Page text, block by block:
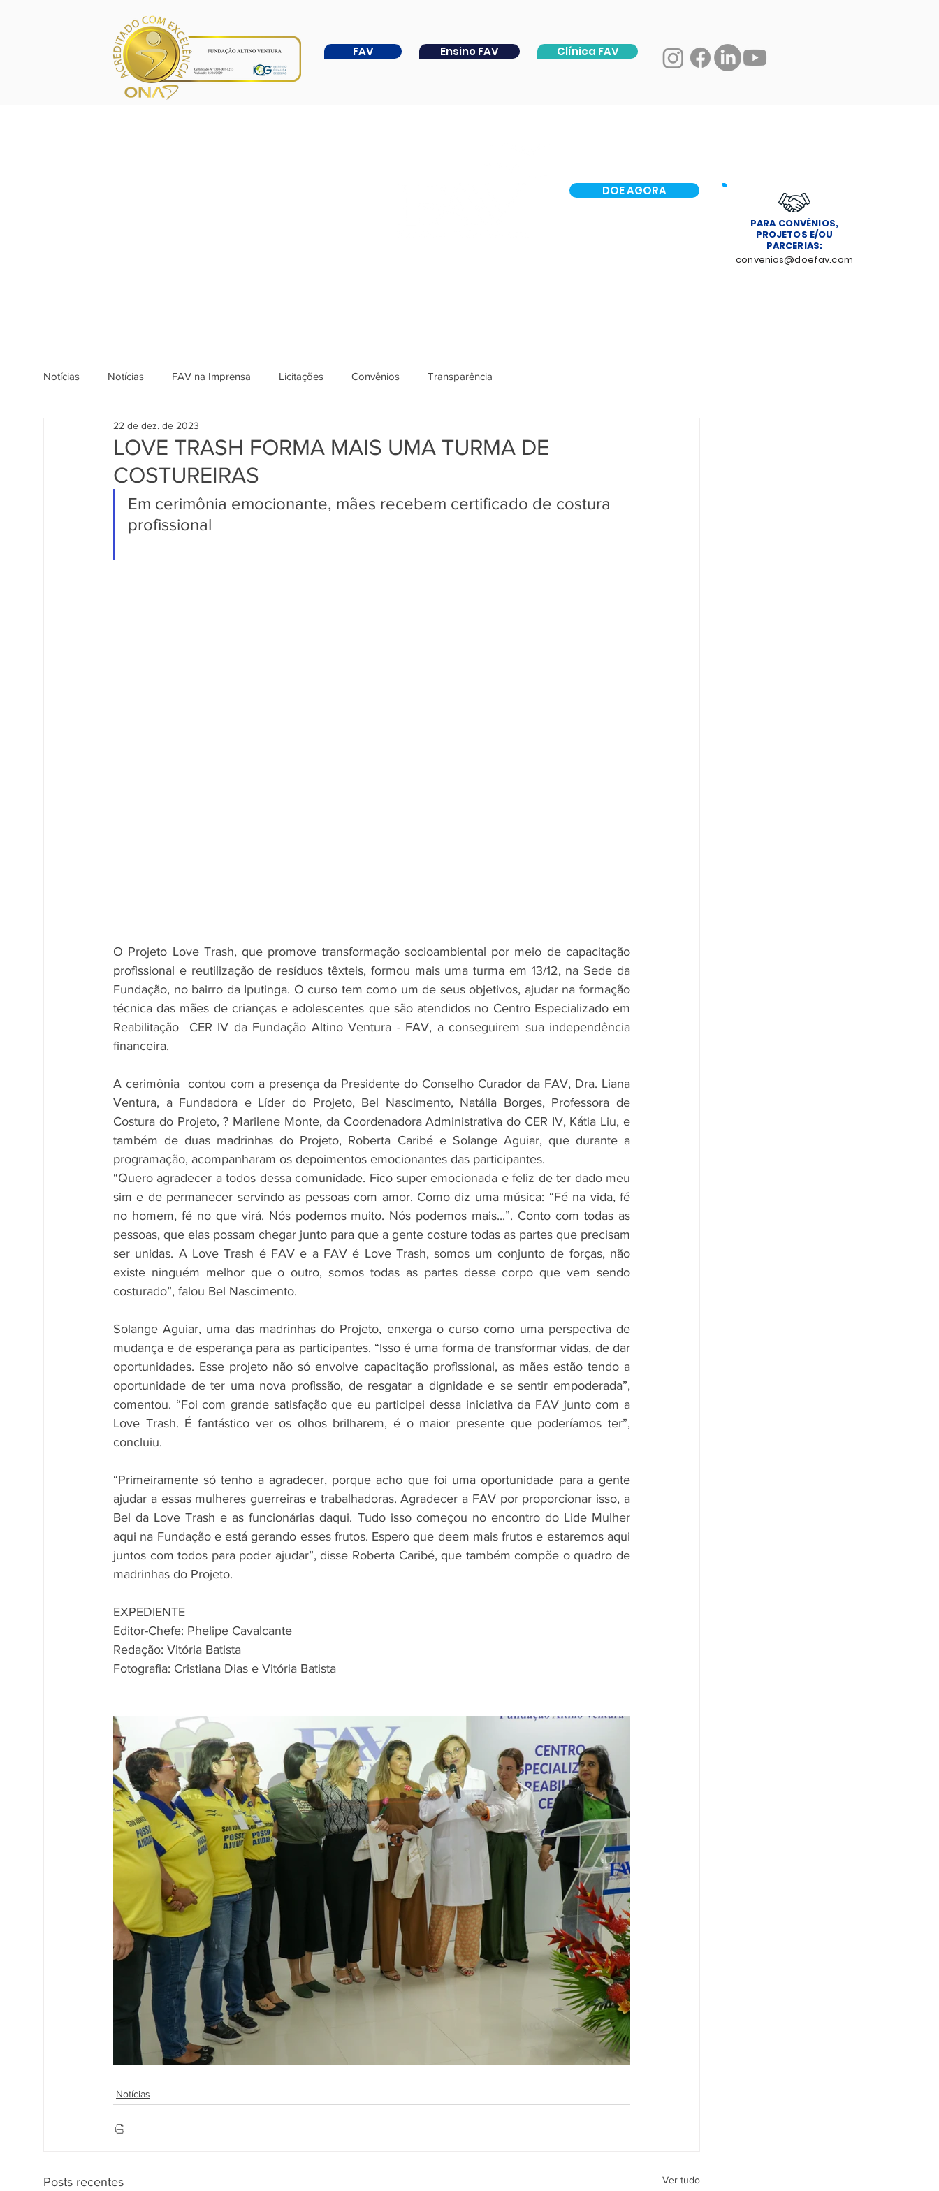
FAV Ensino FAV Clínica FAV
DOE AGORA
PARA CONVÊNIOS,
PROJETOS E/OU
PARCERIAS:
convenios@doefav.com
Notícias Notícias FAV na Imprensa Licitações Convênios Transparência
LOVE TRASH FORMA MAIS UMA TURMA DE
COSTUREIRAS
22 de dez. de 2023
Em cerimônia emocionante, mães recebem certificado de costura
profissional
O Projeto Love Trash, que promove transformação socioambiental por meio de capacitação
profissional e reutilização de resíduos têxteis, formou mais uma turma em 13/12, na Sede da
Fundação, no bairro da Iputinga. O curso tem como um de seus objetivos, ajudar na formação
técnica das mães de crianças e adolescentes que são atendidos no Centro Especializado em
Reabilitação  CER IV da Fundação Altino Ventura - FAV, a conseguirem sua independência
financeira.
A cerimônia  contou com a presença da Presidente do Conselho Curador da FAV, Dra. Liana
Ventura, a Fundadora e Líder do Projeto, Bel Nascimento, Natália Borges, Professora de
Costura do Projeto, ? Marilene Monte, da Coordenadora Administrativa do CER IV, Kátia Liu, e
também de duas madrinhas do Projeto, Roberta Caribé e Solange Aguiar, que durante a
programação, acompanharam os depoimentos emocionantes das participantes.
“Quero agradecer a todos dessa comunidade. Fico super emocionada e feliz de ter dado meu
sim e de permanecer servindo as pessoas com amor. Como diz uma música: “Fé na vida, fé
no homem, fé no que virá. Nós podemos muito. Nós podemos mais...”. Conto com todas as
pessoas, que elas possam chegar junto para que a gente costure todas as partes que precisam
ser unidas. A Love Trash é FAV e a FAV é Love Trash, somos um conjunto de forças, não
existe ninguém melhor que o outro, somos todas as partes desse corpo que vem sendo
costurado”, falou Bel Nascimento.
Solange Aguiar, uma das madrinhas do Projeto, enxerga o curso como uma perspectiva de
mudança e de esperança para as participantes. “Isso é uma forma de transformar vidas, de dar
oportunidades. Esse projeto não só envolve capacitação profissional, as mães estão tendo a
oportunidade de ter uma nova profissão, de resgatar a dignidade e se sentir empoderada”,
comentou. “Foi com grande satisfação que eu participei dessa iniciativa da FAV junto com a
Love Trash. É fantástico ver os olhos brilharem, é o maior presente que poderíamos ter”,
concluiu.
“Primeiramente só tenho a agradecer, porque acho que foi uma oportunidade para a gente
ajudar a essas mulheres guerreiras e trabalhadoras. Agradecer a FAV por proporcionar isso, a
Bel da Love Trash e as funcionárias daqui. Tudo isso começou no encontro do Lide Mulher
aqui na Fundação e está gerando esses frutos. Espero que deem mais frutos e estaremos aqui
juntos com todos para poder ajudar”, disse Roberta Caribé, que também compõe o quadro de
madrinhas do Projeto.
EXPEDIENTE
Editor-Chefe: Phelipe Cavalcante
Redação: Vitória Batista
Fotografia: Cristiana Dias e Vitória Batista
Notícias
Posts recentes Ver tudo